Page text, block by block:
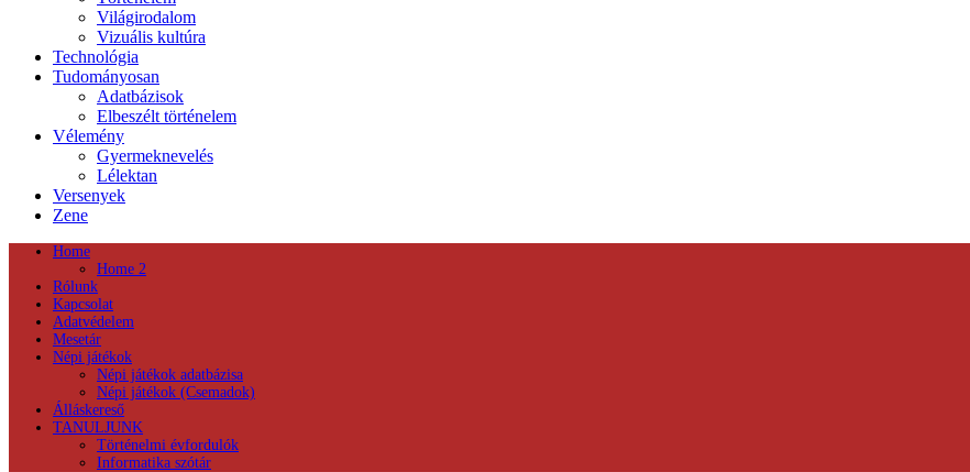
Világirodalom
Vizuális kultúra
Technológia
Tudományosan
Adatbázisok
Elbeszélt történelem
Vélemény
Gyermeknevelés
Lélektan
Versenyek
Zene
Home
Home 2
Rólunk
Kapcsolat
Adatvédelem
Mesetár
Népi játékok
Népi játékok adatbázisa
Népi játékok (Csemadok)
Álláskereső
TANULJUNK
Történelmi évfordulók
Informatika szótár